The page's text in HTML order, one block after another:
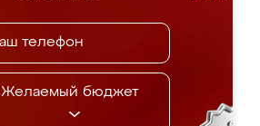
Желаемый бюджет